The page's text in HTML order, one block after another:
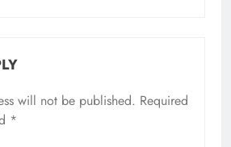
will not be published. Required
*